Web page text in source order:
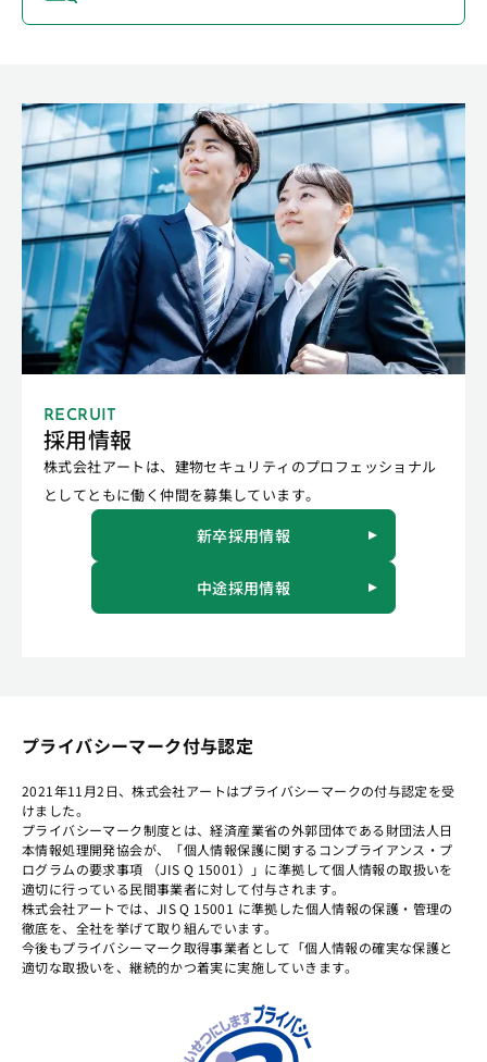
RECRUIT
採用情報
株式会社アートは、建物セキュリティのプロフェッショナル
としてともに働く仲間を募集しています。
新卒採用情報
中途採用情報
プライバシーマーク付与認定
2021年11月2日、株式会社アートはプライバシーマークの付与認定を受
けました。
プライバシーマーク制度とは、経済産業省の外郭団体である財団法人日
本情報処理開発協会が、「個人情報保護に関するコンプライアンス・プ
ログラムの要求事項 （JIS Q 15001）」に準拠して個人情報の取扱いを
適切に行っている民間事業者に対して付与されます。
株式会社アートでは、JIS Q 15001 に準拠した個人情報の保護・管理の
徹底を、全社を挙げて取り組んでいます。
今後もプライバシーマーク取得事業者として「個人情報の確実な保護と
適切な取扱いを、継続的かつ着実に実施していきます。